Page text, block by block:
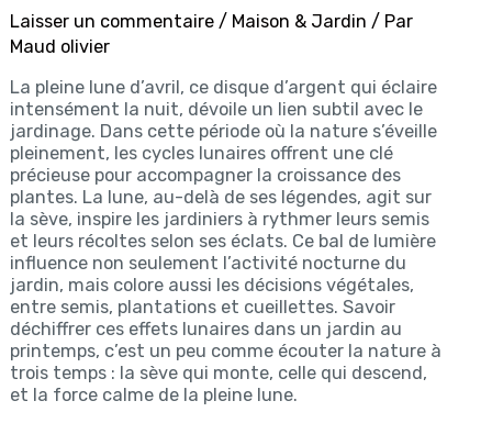
Laisser un commentaire / Maison & Jardin / Par
Maud olivier
La pleine lune d’avril, ce disque d’argent qui éclaire
intensément la nuit, dévoile un lien subtil avec le
jardinage. Dans cette période où la nature s’éveille
pleinement, les cycles lunaires offrent une clé
précieuse pour accompagner la croissance des
plantes. La lune, au-delà de ses légendes, agit sur
la sève, inspire les jardiniers à rythmer leurs semis
et leurs récoltes selon ses éclats. Ce bal de lumière
influence non seulement l’activité nocturne du
jardin, mais colore aussi les décisions végétales,
entre semis, plantations et cueillettes. Savoir
déchiffrer ces effets lunaires dans un jardin au
printemps, c’est un peu comme écouter la nature à
trois temps : la sève qui monte, celle qui descend,
et la force calme de la pleine lune.